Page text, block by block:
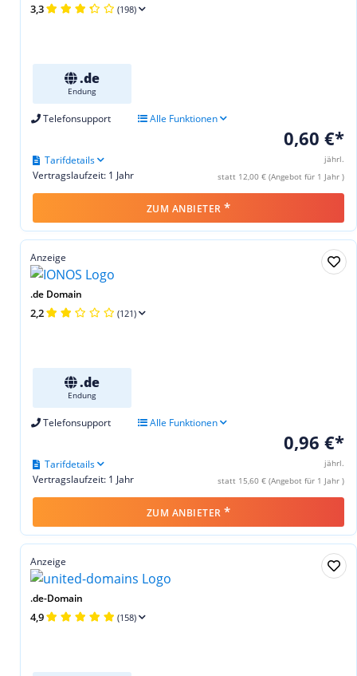
3,3 (198)
.de
Endung
Telefonsupport Alle Funktionen
0,60 €*
jährl.
statt 12,00 € (Angebot für 1 Jahr )
Vertragslaufzeit: 1 Jahr
Tarifdetails
ZUM ANBIETER *
Anzeige
.de Domain
2,2 (121)
.de
Endung
Telefonsupport Alle Funktionen
0,96 €*
jährl.
statt 15,60 € (Angebot für 1 Jahr )
Vertragslaufzeit: 1 Jahr
Tarifdetails
ZUM ANBIETER *
Anzeige
.de-Domain
4,9 (158)